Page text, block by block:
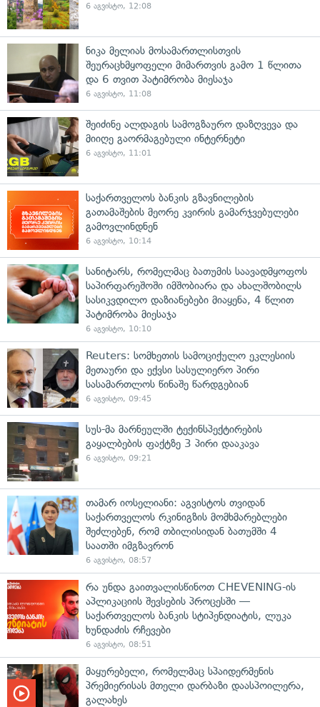
6 აგვისტო, 12:08
ნიკა მელიას მოსამართლისთვის
შეურაცხმყოფელი მიმართვის გამო 1 წლითა
და 6 თვით პატიმრობა მიესაჯა
6 აგვისტო, 11:08
შეიძინე ალდაგის სამოგზაურო დაზღვევა და
მიიღე გაორმაგებული ინტერნეტი
6 აგვისტო, 11:01
საქართველოს ბანკის გზავნილების
გათამაშების მეორე კვირის გამარჯვებულები
გამოვლინდნენ
6 აგვისტო, 10:14
სანიტარს, რომელმაც ბათუმის საავადმყოფოს
საპირფარეშოში იმშობიარა და ახალშობილს
სასიკვდილო დაზიანებები მიაყენა, 4 წლით
პატიმრობა მიესაჯა
6 აგვისტო, 10:10
Reuters: სომხეთის სამოციქულო ეკლესიის
მეთაური და ექვსი სასულიერო პირი
სასამართლოს წინაშე წარდგებიან
6 აგვისტო, 09:45
სუს-მა მარნეულში ტექინსპექტირების
გაყალბების ფაქტზე 3 პირი დააკავა
6 აგვისტო, 09:21
თამარ იოსელიანი: აგვისტოს თვიდან
საქართველოს რკინიგზის მომხმარებლები
შეძლებენ, რომ თბილისიდან ბათუმში 4
საათში იმგზავრონ
6 აგვისტო, 08:57
რა უნდა გაითვალისწინოთ CHEVENING-ის
აპლიკაციის შევსების პროცესში —
საქართველოს ბანკის სტიპენდიატის, ლუკა
ხუნდაძის რჩევები
6 აგვისტო, 08:51
მაყურებელი, რომელმაც სპაიდერმენის
პრემიერისას მთელი დარბაზი დაასპოილერა,
გალახეს